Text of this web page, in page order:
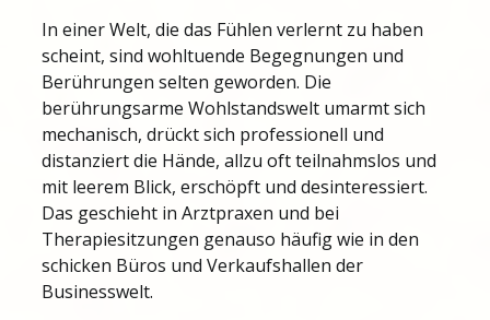
In einer Welt, die das Fühlen verlernt zu haben
scheint, sind wohltuende Begegnungen und
Berührungen selten geworden. Die
berührungsarme Wohlstandswelt umarmt sich
mechanisch, drückt sich professionell und
distanziert die Hände, allzu oft teilnahmslos und
mit leerem Blick, erschöpft und desinteressiert.
Das geschieht in Arztpraxen und bei
Therapiesitzungen genauso häufig wie in den
schicken Büros und Verkaufshallen der
Businesswelt.